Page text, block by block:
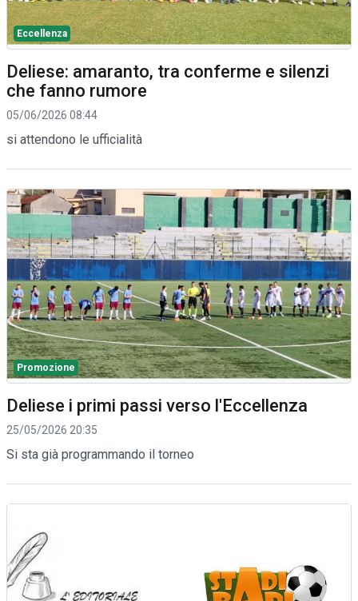
Eccellenza
Deliese: amaranto, tra conferme e silenzi
che fanno rumore
05/06/2026 08:44
si attendono le ufficialità
Promozione
Deliese i primi passi verso l'Eccellenza
25/05/2026 20:35
Si sta già programmando il torneo